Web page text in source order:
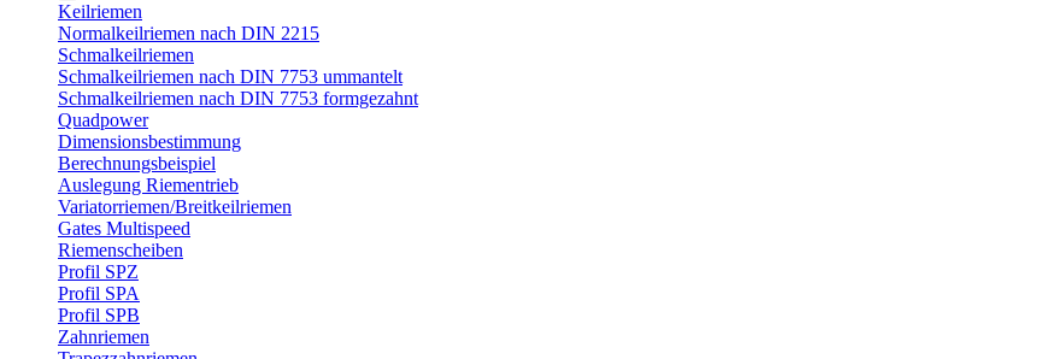
Keilriemen
Normalkeilriemen nach DIN 2215
Schmalkeilriemen
Schmalkeilriemen nach DIN 7753 ummantelt
Schmalkeilriemen nach DIN 7753 formgezahnt
Quadpower
Dimensionsbestimmung
Berechnungsbeispiel
Auslegung Riementrieb
Variatorriemen/Breitkeilriemen
Gates Multispeed
Riemenscheiben
Profil SPZ
Profil SPA
Profil SPB
Zahnriemen